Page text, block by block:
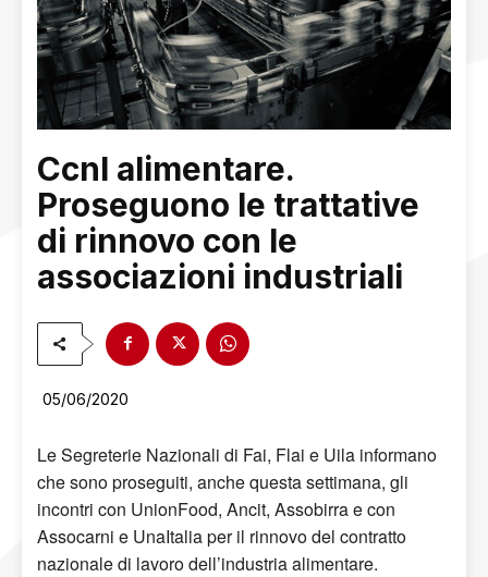
Ccnl alimentare.
Proseguono le trattative
di rinnovo con le
associazioni industriali
05/06/2020
Le Segreterie Nazionali di Fai, Flai e Uila informano
che sono proseguiti, anche questa settimana, gli
incontri con UnionFood, Ancit, Assobirra e con
Assocarni e UnaItalia per il rinnovo del contratto
nazionale di lavoro dell’industria alimentare.